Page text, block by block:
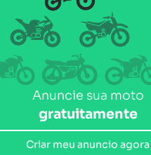
Anuncie sua moto
gratuitamente
Criar meu anuncio agora